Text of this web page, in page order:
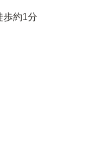
歩約1分